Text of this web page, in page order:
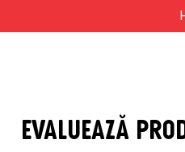
EVALUEAZĂ